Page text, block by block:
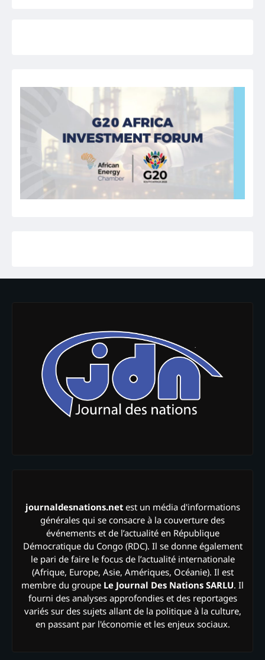
journaldesnations.netest un média d'informations
générales qui se consacre à la couverture des
événements et de l’actualité en République
Démocratique du Congo (RDC). Il se donne également
le pari de faire le focus de l’actualité internationale
(Afrique, Europe, Asie, Amériques, Océanie). Il est
membre du groupe Le Journal Des Nations SARLU. Il
fourni des analyses approfondies et des reportages
variés sur des sujets allant de la politique à la culture,
en passant par l'économie et les enjeux sociaux.